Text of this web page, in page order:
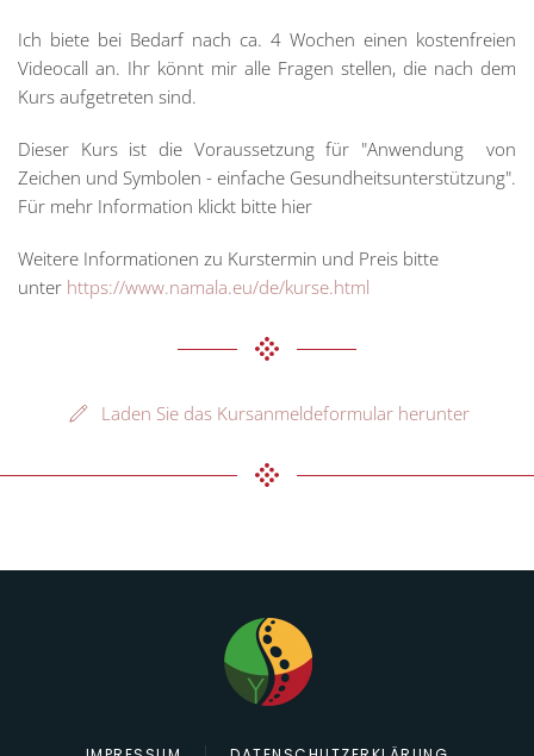
Ich biete bei Bedarf nach ca. 4 Wochen einen kostenfreien
Videocall an. Ihr könnt mir alle Fragen stellen, die nach dem
Kurs aufgetreten sind.
Dieser Kurs ist die Voraussetzung für "Anwendung von
Zeichen und Symbolen - einfache Gesundheitsunterstützung".
Für mehr Information klickt bitte hier
Weitere Informationen zu Kurstermin und Preis bitte
unter https://www.namala.eu/de/kurse.html
Laden Sie das Kursanmeldeformular herunter